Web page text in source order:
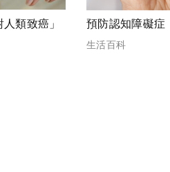
類致癌」
預防認知障礙
生活百科